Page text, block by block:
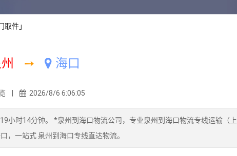
件」
➙ 海口
览 | 2026/8/6 6:06:05
小时14分钟。 *泉州到海口物流公司，专业泉州到海口物流专线运输（上
，一站式 泉州到海口专线直达物流。